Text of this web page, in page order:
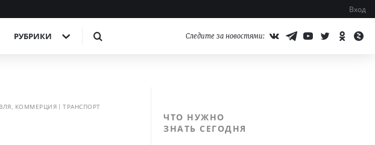
Вход
РУБРИКИ Следите за новостями:
КОММЕРЦИЯ
ТРАНСПОРТ
ЧТО НУЖНО
ЗНАТЬ СЕГОДНЯ